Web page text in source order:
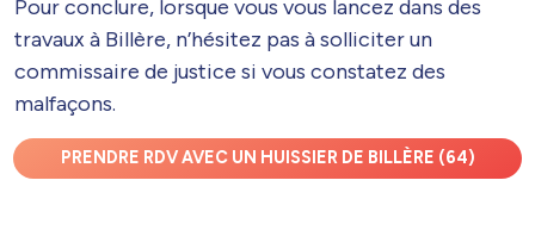
Pour conclure, lorsque vous vous lancez dans des
travaux à Billère, n’hésitez pas à solliciter un
commissaire de justice si vous constatez des
malfaçons.
PRENDRE RDV AVEC UN HUISSIER DE BILLÈRE (64)